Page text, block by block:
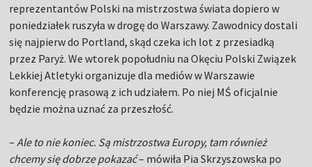
reprezentantów Polski na mistrzostwa świata dopiero w
poniedziałek ruszyła w drogę do Warszawy. Zawodnicy dostali
się najpierw do Portland, skąd czeka ich lot z przesiadką
przez Paryż. We wtorek popołudniu na Okęciu Polski Związek
Lekkiej Atletyki organizuje dla mediów w Warszawie
konferencję prasową z ich udziałem. Po niej MŚ oficjalnie
będzie można uznać za przeszłość.
–Ale to nie koniec. Są mistrzostwa Europy, tam również
chcemy się dobrze pokazać– mówiła Pia Skrzyszowska po